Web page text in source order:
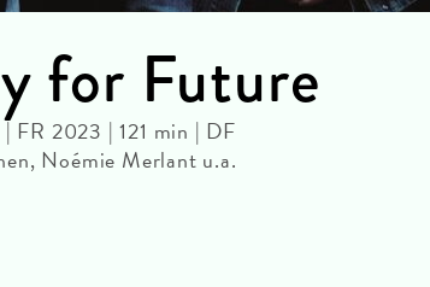
for Future
FR 2023 | 121 min | DF
Noémie Merlant u.a.